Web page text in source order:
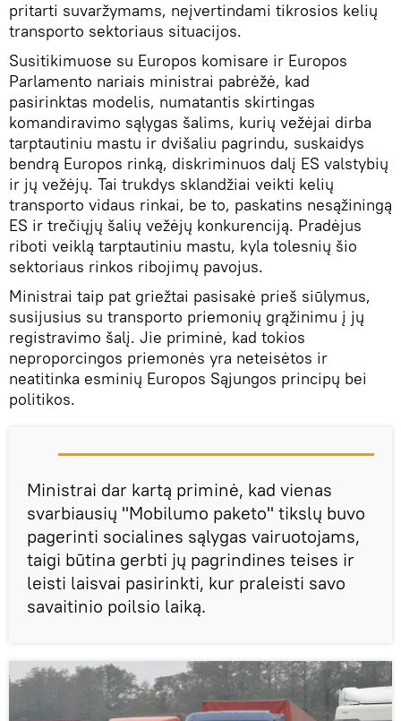
pritarti suvaržymams, neįvertindami tikrosios kelių
transporto sektoriaus situacijos.
Susitikimuose su Europos komisare ir Europos
Parlamento nariais ministrai pabrėžė, kad
pasirinktas modelis, numatantis skirtingas
komandiravimo sąlygas šalims, kurių vežėjai dirba
tarptautiniu mastu ir dvišaliu pagrindu, suskaidys
bendrą Europos rinką, diskriminuos dalį ES valstybių
ir jų vežėjų. Tai trukdys sklandžiai veikti kelių
transporto vidaus rinkai, be to, paskatins nesąžiningą
ES ir trečiųjų šalių vežėjų konkurenciją. Pradėjus
riboti veiklą tarptautiniu mastu, kyla tolesnių šio
sektoriaus rinkos ribojimų pavojus.
Ministrai taip pat griežtai pasisakė prieš siūlymus,
susijusius su transporto priemonių grąžinimu į jų
registravimo šalį. Jie priminė, kad tokios
neproporcingos priemonės yra neteisėtos ir
neatitinka esminių Europos Sąjungos principų bei
politikos.
Ministrai dar kartą priminė, kad vienas
svarbiausių "Mobilumo paketo" tikslų buvo
pagerinti socialines sąlygas vairuotojams,
taigi būtina gerbti jų pagrindines teises ir
leisti laisvai pasirinkti, kur praleisti savo
savaitinio poilsio laiką.